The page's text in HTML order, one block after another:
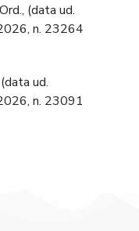
(data ud.
n. 23264
ud.
n. 23091